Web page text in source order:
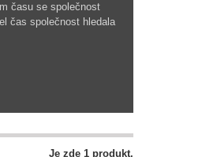
času se společnost
čas společnost hledala
Je zde 1 produkt.